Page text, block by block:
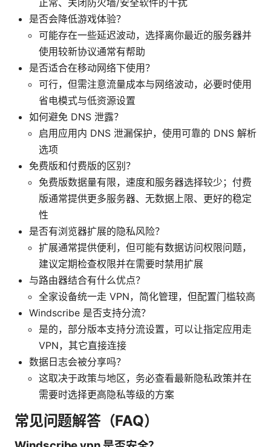
是否会降低游戏体验？
可能存在一些延迟波动，选择离你最近的服务器并
使用较新协议通常有帮助
是否适合在移动网络下使用？
可行，但需注意流量成本与网络波动，必要时使用
省电模式与低资源设置
如何避免 DNS 泄露？
启用应用内 DNS 泄漏保护，使用可靠的 DNS 解析
选项
免费版和付费版的区别？
免费版数据量有限，速度和服务器选择较少；付费
版通常提供更多服务器、无数据上限、更好的稳定
性
是否有浏览器扩展的隐私风险？
扩展通常提供便利，但可能有数据访问权限问题，
建议定期检查权限并在需要时禁用扩展
与路由器结合有什么优点？
全家设备统一走 VPN，简化管理，但配置门槛较高
Windscribe 是否支持分流？
是的，部分版本支持分流设置，可以让指定应用走
VPN，其它直接连接
数据日志会被分享吗？
这取决于政策与地区，务必查看最新隐私政策并在
需要时选择更高隐私等级的方案
常见问题解答（FAQ）